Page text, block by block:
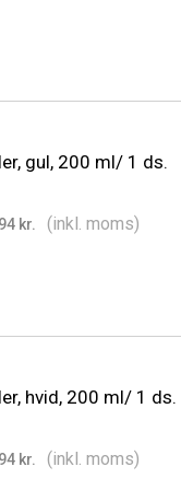
gul, 200 ml/ 1 ds.
kr. (inkl. moms)
hvid, 200 ml/ 1 ds.
kr. (inkl. moms)